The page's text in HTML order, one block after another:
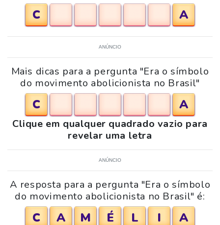
C
A
ANÚNCIO
Mais dicas para a pergunta "Era o símbolo
do movimento abolicionista no Brasil"
C A
Clique em qualquer quadrado vazio para
revelar uma letra
ANÚNCIO
A resposta para a pergunta "Era o símbolo
do movimento abolicionista no Brasil" é:
C A M É L I A